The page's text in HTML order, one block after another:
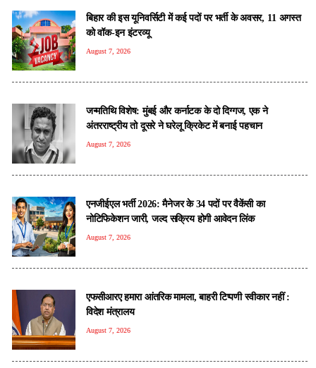
बिहार की इस यूनिवर्सिटी में कई पदों पर भर्ती के अवसर, 11 अगस्त
को वॉक-इन इंटरव्यू
August 7, 2026
जन्मतिथि विशेष: मुंबई और कर्नाटक के दो दिग्गज, एक ने
अंतरराष्ट्रीय तो दूसरे ने घरेलू क्रिकेट में बनाई पहचान
August 7, 2026
एनजीईएल भर्ती 2026: मैनेजर के 34 पदों पर वैकेंसी का
नोटिफिकेशन जारी, जल्द सक्रिय होगी आवेदन लिंक
August 7, 2026
एफसीआरए हमारा आंतर‍िक मामला, बाहरी ट‍िप्‍पणी स्‍वीकार नहीं :
व‍िदेश मंत्रालय
August 7, 2026